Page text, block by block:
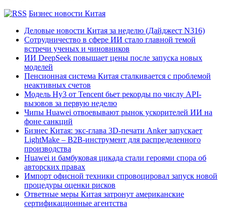
Бизнес новости Китая
Деловые новости Китая за неделю (Дайджест N316)
Сотрудничество в сфере ИИ стало главной темой
встречи ученых и чиновников
ИИ DeepSeek повышает цены после запуска новых
моделей
Пенсионная система Китая сталкивается с проблемой
неактивных счетов
Модель Hy3 от Tencent бьет рекорды по числу API-
вызовов за первую неделю
Чипы Huawei отвоевывают рынок ускорителей ИИ на
фоне санкций
Бизнес Китая: экс-глава 3D-печати Anker запускает
LightMake – B2B-инструмент для распределенного
производства
Huawei и бамбуковая цикада стали героями спора об
авторских правах
Импорт офисной техники спровоцировал запуск новой
процедуры оценки рисков
Ответные меры Китая затронут американские
сертификационные агентства